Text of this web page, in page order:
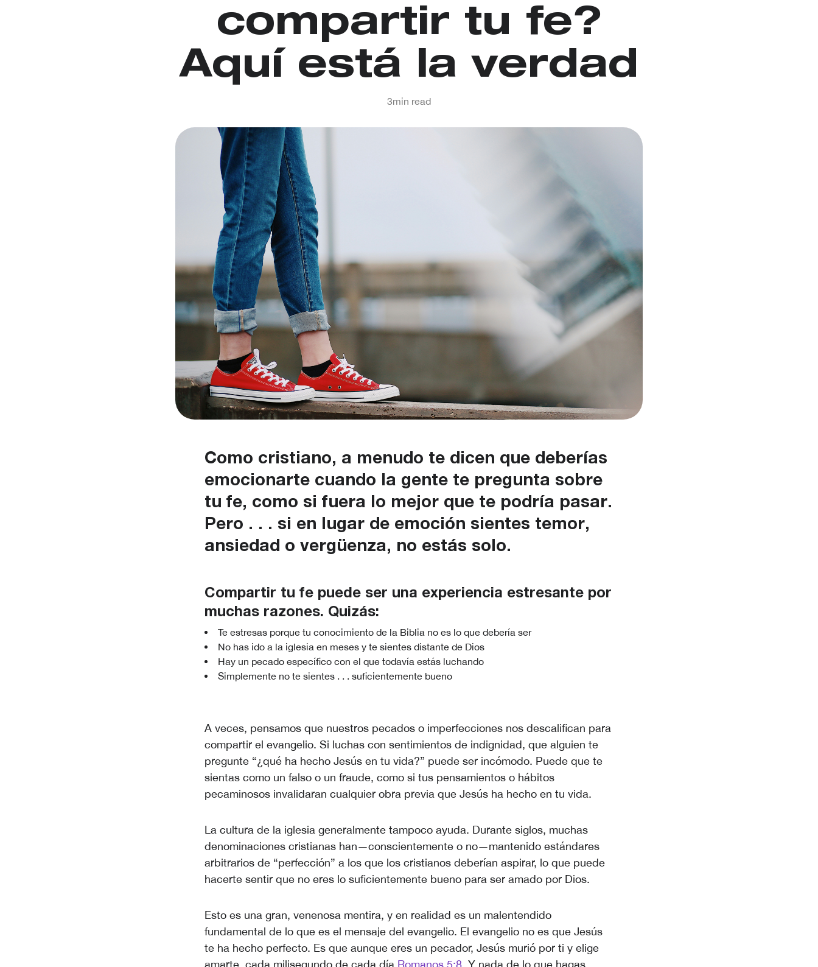
compartir tu fe?
Aquí está la verdad
3min read
Como cristiano, a menudo te dicen que deberías
emocionarte cuando la gente te pregunta sobre
tu fe, como si fuera lo mejor que te podría pasar.
Pero . . . si en lugar de emoción sientes temor,
ansiedad o vergüenza, no estás solo.
Compartir tu fe puede ser una experiencia estresante por
muchas razones. Quizás:
Te estresas porque tu conocimiento de la Biblia no es lo que debería ser
No has ido a la iglesia en meses y te sientes distante de Dios
Hay un pecado específico con el que todavía estás luchando
Simplemente no te sientes . . . suficientemente bueno
A veces, pensamos que nuestros pecados o imperfecciones nos descalifican para
compartir el evangelio. Si luchas con sentimientos de indignidad, que alguien te
pregunte “¿qué ha hecho Jesús en tu vida?” puede ser incómodo. Puede que te
sientas como un falso o un fraude, como si tus pensamientos o hábitos
pecaminosos invalidaran cualquier obra previa que Jesús ha hecho en tu vida.
La cultura de la iglesia generalmente tampoco ayuda. Durante siglos, muchas
denominaciones cristianas han—conscientemente o no—mantenido estándares
arbitrarios de “perfección” a los que los cristianos deberían aspirar, lo que puede
hacerte sentir que no eres lo suficientemente bueno para ser amado por Dios.
Esto es una gran, venenosa mentira, y en realidad es un malentendido
fundamental de lo que es el mensaje del evangelio. El evangelio no es que Jesús
te ha hecho perfecto. Es que aunque eres un pecador, Jesús murió por ti y elige
amarte, cada milisegundo de cada día Romanos 5:8. Y nada de lo que hagas